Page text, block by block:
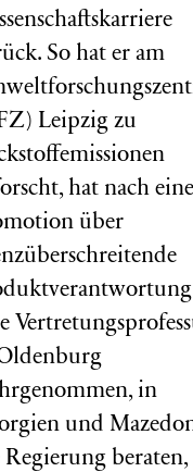
So hat er am
) Leipzig zu
hat nach
über
in
und
Regierung beraten,